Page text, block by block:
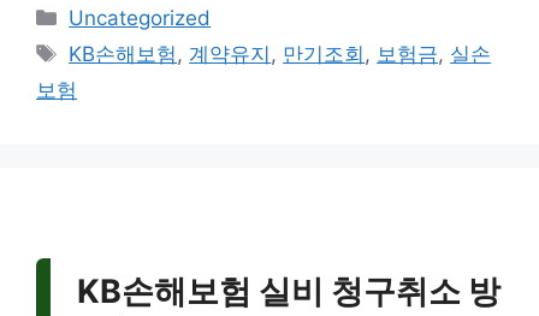
카
테
리
Uncategorized
태
그
KB손해보험, 계약유지 , 만기조회 , 보험금, 실손
보험
KB손해보험 실비 청구취소 방